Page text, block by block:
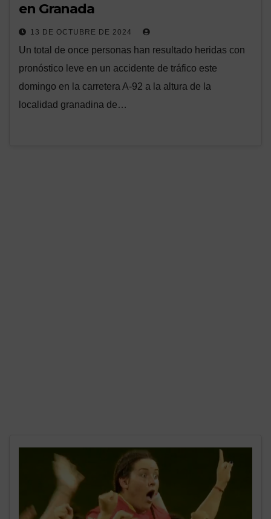
en Granada
13 DE OCTUBRE DE 2024
Un total de once personas han resultado heridas con
pronóstico leve en un accidente de tráfico este
domingo en la carretera A-92 a la altura de la
localidad granadina de…